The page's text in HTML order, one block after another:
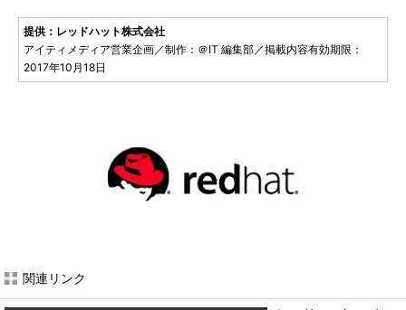
提供：レッドハット株式会社
アイティメディア営業企画／制作：＠IT 編集部／掲載内容有効期限：
2017年10月18日
関連リンク